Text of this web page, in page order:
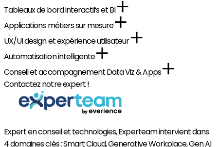
Tableaux de bord interactifs et BI
Applications métiers sur mesure
UX/UI design et expérience utilisateur
Automatisation intelligente
Conseil et accompagnement Data Viz & Apps
Contactez notre expert !
Expert en conseil et technologies, Experteam intervient dans
4 domaines clés : Smart Cloud, Generative Workplace, Gen AI